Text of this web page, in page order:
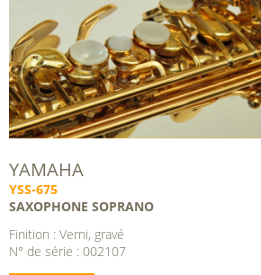
YAMAHA
YSS-675
SAXOPHONE SOPRANO
Finition : Verni, gravé
N° de série : 002107